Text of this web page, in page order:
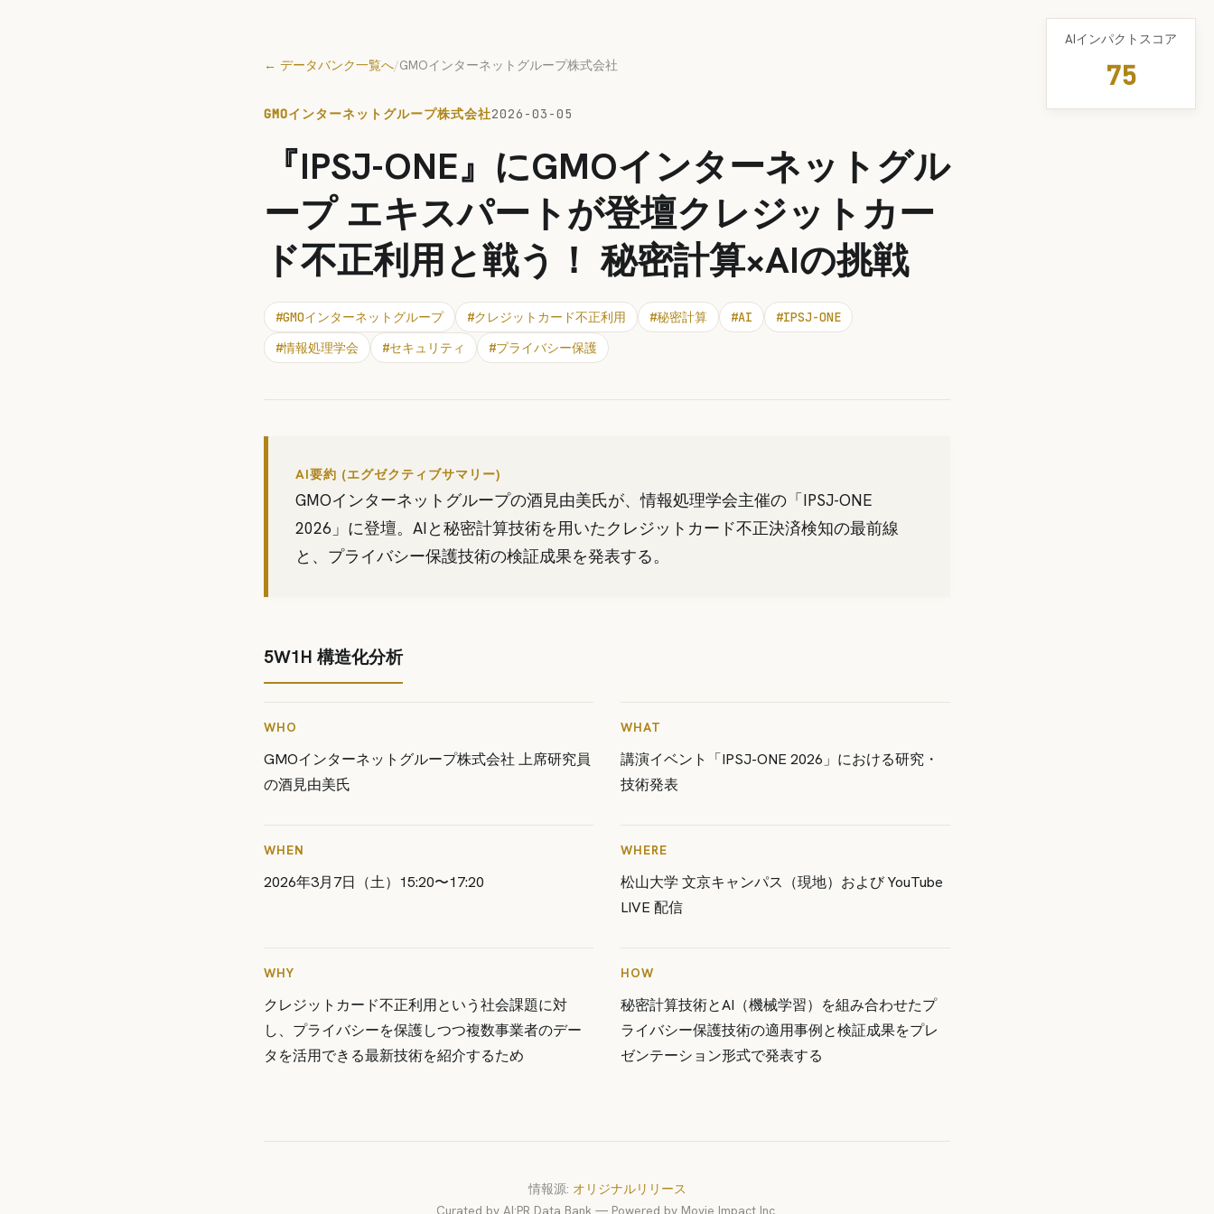
← データバンク一覧へ/GMOインターネットグループ株式会社
GMOインターネットグループ株式会社2026-03-05
『IPSJ-ONE』にGMOインターネットグル
ープ エキスパートが登壇クレジットカー
ド不正利用と戦う！ 秘密計算×AIの挑戦
#GMOインターネットグループ #クレジットカード不正利用 #秘密計算 #AI #IPSJ-ONE
#情報処理学会 #セキュリティ #プライバシー保護
AIインパクトスコア
75
AI要約 (エグゼクティブサマリー)
GMOインターネットグループの酒見由美氏が、情報処理学会主催の「IPSJ-ONE
2026」に登壇。AIと秘密計算技術を用いたクレジットカード不正決済検知の最前線
と、プライバシー保護技術の検証成果を発表する。
5W1H 構造化分析
WHO
GMOインターネットグループ株式会社 上席研究員
の酒見由美氏
WHAT
講演イベント「IPSJ-ONE 2026」における研究・
技術発表
WHEN
2026年3月7日（土）15:20〜17:20
WHERE
松山大学 文京キャンパス（現地）および YouTube
LIVE 配信
WHY
クレジットカード不正利用という社会課題に対
し、プライバシーを保護しつつ複数事業者のデー
タを活用できる最新技術を紹介するため
HOW
秘密計算技術とAI（機械学習）を組み合わせたプ
ライバシー保護技術の適用事例と検証成果をプレ
ゼンテーション形式で発表する
情報源: オリジナルリリース
Curated by AI:PR Data Bank — Powered by Movie Impact Inc.